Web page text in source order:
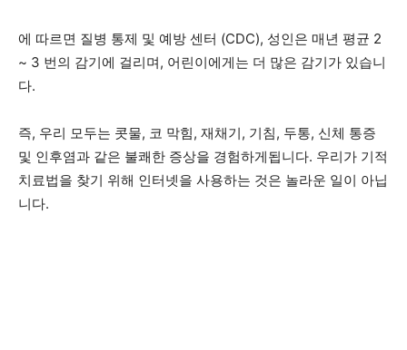
에 따르면 질병 통제 및 예방 센터 (CDC), 성인은 매년 평균 2
~ 3 번의 감기에 걸리며, 어린이에게는 더 많은 감기가 있습니
다.
즉, 우리 모두는 콧물, 코 막힘, 재채기, 기침, 두통, 신체 통증
및 인후염과 같은 불쾌한 증상을 경험하게됩니다. 우리가 기적
치료법을 찾기 위해 인터넷을 사용하는 것은 놀라운 일이 아닙
니다.